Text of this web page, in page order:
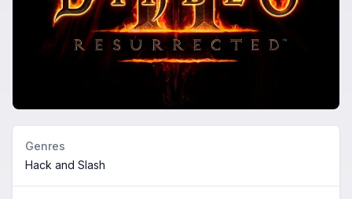
Genres
Hack and Slash